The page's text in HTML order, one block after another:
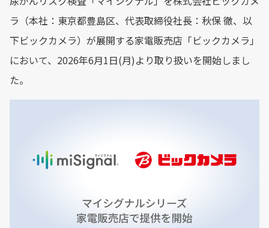
ラ（本社：東京都豊島区、代表取締役社長：秋保 徹、以
下ビックカメラ）が展開する家電販売店「ビックカメラ」
において、2026年6月1日(月)より取り扱いを開始しまし
た。